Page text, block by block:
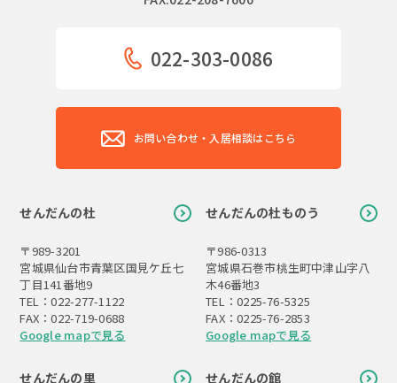
022-303-0086
お問い合わせ・入居相談はこちら
せんだんの杜
〒989-3201
宮城県仙台市青葉区国見ケ丘七
丁目141番地9
TEL：022-277-1122
FAX：022-719-0688
Google mapで見る
せんだんの杜ものう
〒986-0313
宮城県石巻市桃生町中津山字八
木46番地3
TEL：0225-76-5325
FAX：0225-76-2853
Google mapで見る
せんだんの里 せんだんの館